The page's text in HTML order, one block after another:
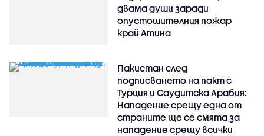
двама души заради
опустошителния пожар
край Атина
Пакистан след
подписването на пакт с
Турция и Саудитска Арабия:
Нападение срещу една от
страните ще се смята за
нападение срещу всички